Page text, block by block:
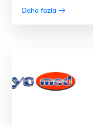
Daha fazla